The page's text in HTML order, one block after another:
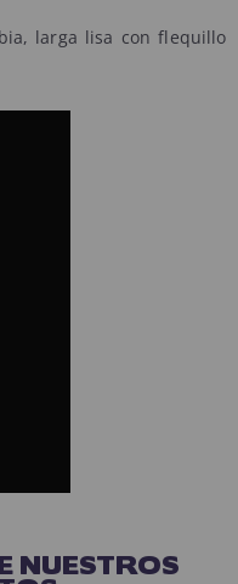
larga lisa con flequillo
NUESTROS